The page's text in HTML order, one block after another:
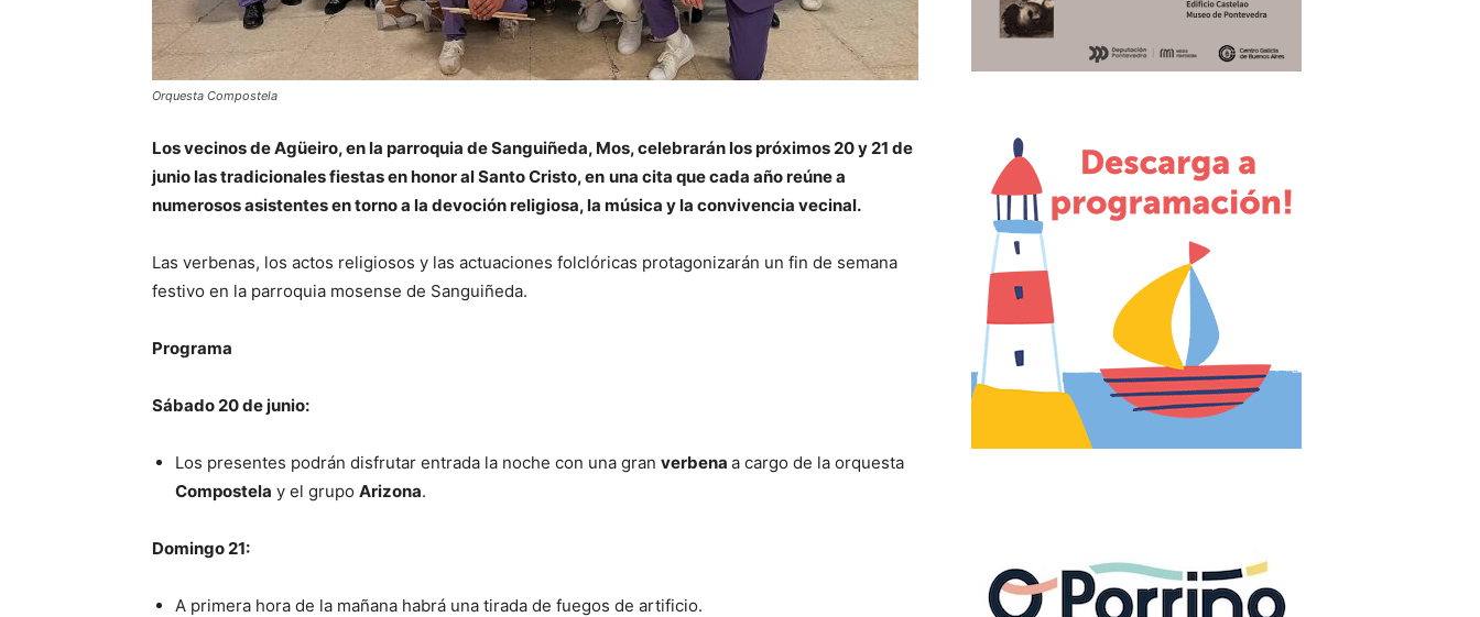
Orquesta Compostela
Los vecinos de Agüeiro, en la parroquia de Sanguiñeda, Mos, celebrarán los próximos 20 y 21 de
junio las tradicionales fiestas en honor al Santo Cristo, en una cita que cada año reúne a
numerosos asistentes en torno a la devoción religiosa, la música y la convivencia vecinal.
Las verbenas, los actos religiosos y las actuaciones folclóricas protagonizarán un fin de semana
festivo en la parroquia mosense de Sanguiñeda.
Programa
Sábado 20 de junio:
Los presentes podrán disfrutar entrada la noche con una gran verbena a cargo de la orquesta
Compostela y el grupo Arizona.
Domingo 21:
A primera hora de la mañana habrá una tirada de fuegos de artificio.